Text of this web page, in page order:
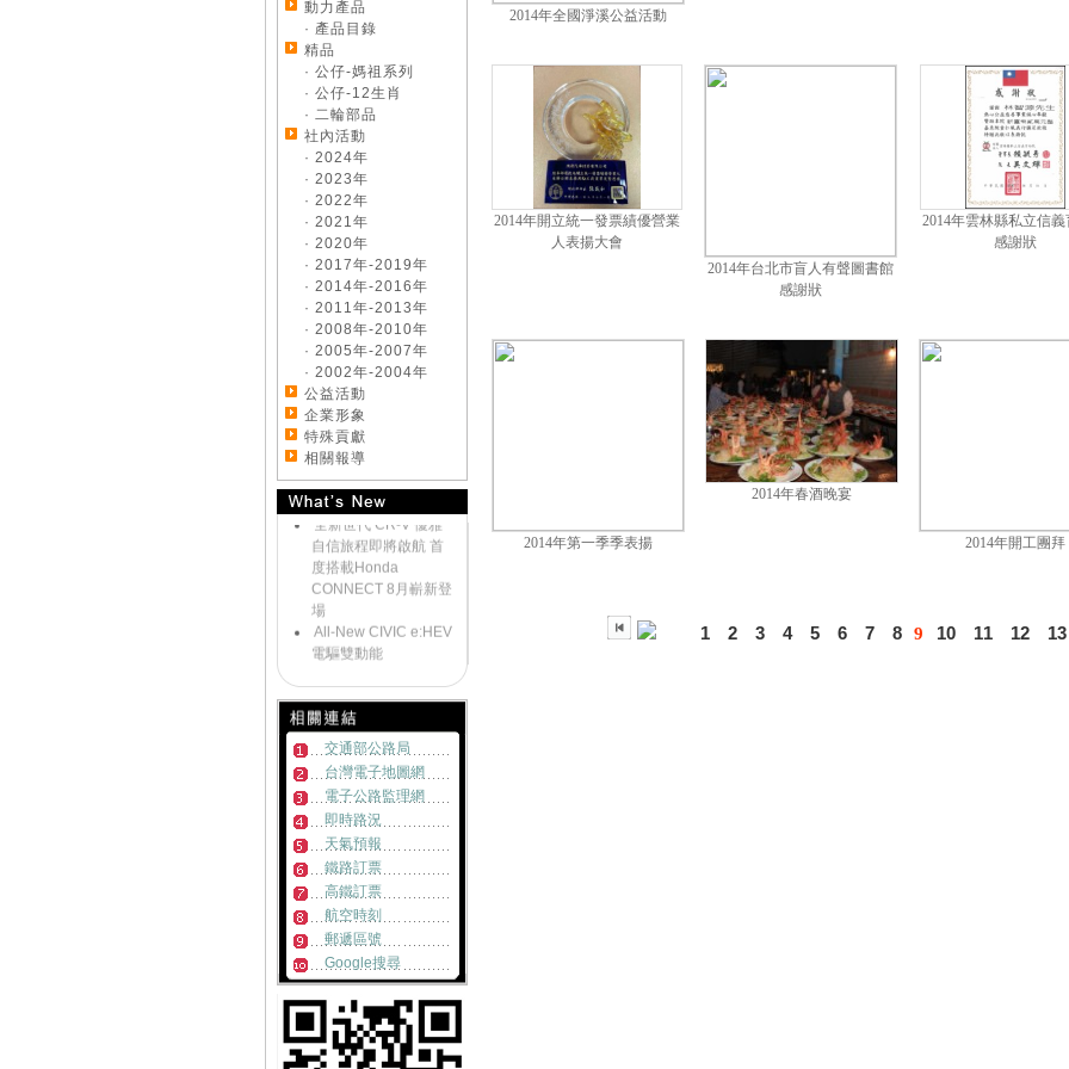
動力產品
· 產品目錄
精品
· 公仔-媽祖系列
· 公仔-12生肖
· 二輪部品
社內活動
· 2024年
· 2023年
· 2022年
· 2021年
· 2020年
· 2017年-2019年
· 2014年-2016年
· 2011年-2013年
· 2008年-2010年
· 2005年-2007年
· 2002年-2004年
公益活動
企業形象
特殊貢獻
相關報導
《好康大聲公-汽車》
來店試乘~送您開運好
禮
《好康大聲公-汽車》
交車送您精美好禮~
《好康大聲公-汽車》
禮
全新世代 CR-V 優雅
自信旅程即將啟航 首
度搭載Honda
CONNECT 8月嶄新登
場
All-New CIVIC e:HEV
電驅雙動能
《好康大聲公-汽車》
來店試乘~送您精美好
禮
《好康大聲公》滿額
好禮送一波~邀請您回
《好康大聲公-汽車》
來店試乘~送您精美好
《好康大聲公》
MOTORCYCLE交車禮
送您限量收納組
Honda NEW HR-V發
表首週突破500台訂單
Honda ALL NEW HR-
V跨界浪潮勢不可擋 訂
單突破2200張!!
《好康大聲公-汽車》
炎熱退散!! 汽車試乘好
交通部公路局
台灣電子地圖網
電子公路監理網
即時路況
天氣預報
鐵路訂票
高鐵訂票
航空時刻
郵遞區號
Google搜尋
2014年全國淨溪公益活動
2014年開立統一發票績優營業
人表揚大會
2014年台北市盲人有聲圖書館
感謝狀
2014年雲林縣私立信
感謝狀
2014年第一季季表揚
2014年春酒晚宴
2014年開工團拜
1 2 3 4 5 6 7 8 9 10 11 12 13